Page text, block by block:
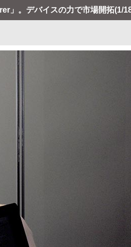
」。デバイスの力で市場開拓(1/